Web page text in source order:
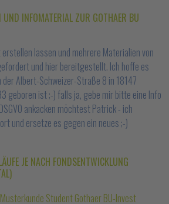
UND INFOMATERIAL ZUR GOTHAER BU
lassen und mehrere Materialien von
und hier bereitgestellt. Ich hoffe es
Albert-Schweizer-Straße 8 in 18147
geboren ist ;-) falls ja, gebe mir bitte eine Info
ankacken möchtest Patrick - ich
und ersetze es gegen ein neues ;-)
JE NACH FONDSENTWICKLUNG